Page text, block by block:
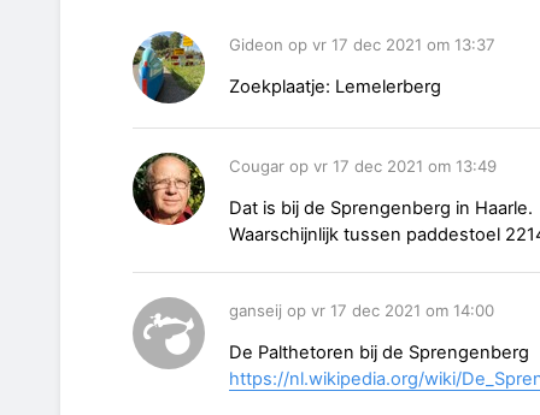
Gideon op vr 17 dec 2021 om 13:37
Zoekplaatje: Lemelerberg
Cougar op vr 17 dec 2021 om 13:49
Dat is bij de Sprengenberg in Haarle.
Waarschijnlijk tussen paddestoel
ganseij op vr 17 dec 2021 om 14:00
De Palthetoren bij de Sprengenberg
https://nl.wikipedia.org/wiki/